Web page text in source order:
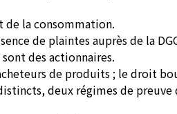
de la consommation.
de plaintes auprès de la
des actionnaires.
de produits ; le droit
deux régimes de preuve